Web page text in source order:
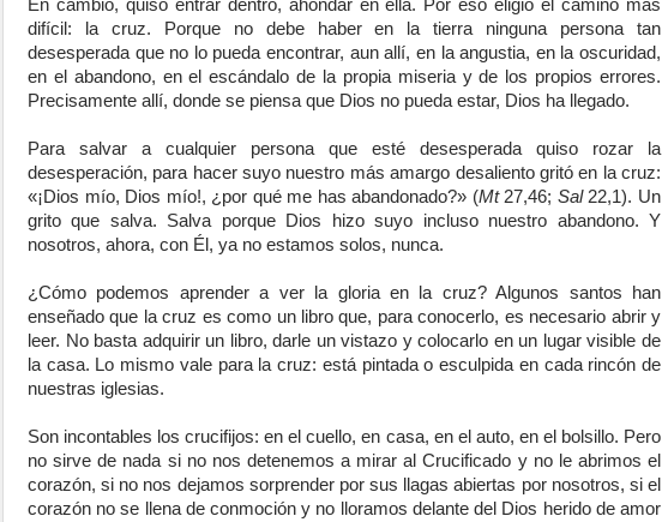
En cambio, quiso entrar dentro, ahondar en ella. Por eso eligió el camino más
difícil: la cruz. Porque no debe haber en la tierra ninguna persona tan
desesperada que no lo pueda encontrar, aun allí, en la angustia, en la oscuridad,
en el abandono, en el escándalo de la propia miseria y de los propios errores.
Precisamente allí, donde se piensa que Dios no pueda estar, Dios ha llegado.
Para salvar a cualquier persona que esté desesperada quiso rozar la
desesperación, para hacer suyo nuestro más amargo desaliento gritó en la cruz:
«¡Dios mío, Dios mío!, ¿por qué me has abandonado?» (Mt27,46; Sal22,1). Un
grito que salva. Salva porque Dios hizo suyo incluso nuestro abandono. Y
nosotros, ahora, con Él, ya no estamos solos, nunca.
¿Cómo podemos aprender a ver la gloria en la cruz? Algunos santos han
enseñado que la cruz es como un libro que, para conocerlo, es necesario abrir y
leer. No basta adquirir un libro, darle un vistazo y colocarlo en un lugar visible de
la casa. Lo mismo vale para la cruz: está pintada o esculpida en cada rincón de
nuestras iglesias.
Son incontables los crucifijos: en el cuello, en casa, en el auto, en el bolsillo. Pero
no sirve de nada si no nos detenemos a mirar al Crucificado y no le abrimos el
corazón, si no nos dejamos sorprender por sus llagas abiertas por nosotros, si el
corazón no se llena de conmoción y no lloramos delante del Dios herido de amor